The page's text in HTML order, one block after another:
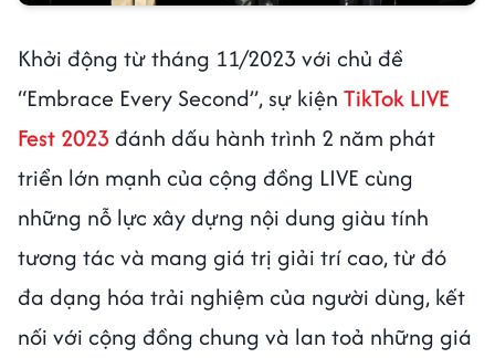
Khởi động từ tháng 11/2023 với chủ đề
“Embrace Every Second”, sự kiện TikTok LIVE
Fest 2023 đánh dấu hành trình 2 năm phát
triển lớn mạnh của cộng đồng LIVE cùng
những nỗ lực xây dựng nội dung giàu tính
tương tác và mang giá trị giải trí cao, từ đó
đa dạng hóa trải nghiệm của người dùng, kết
nối với cộng đồng chung và lan toả những giá